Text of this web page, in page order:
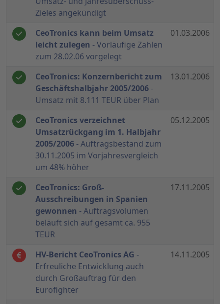
Zieles angekündigt
CeoTronics kann beim Umsatz
leicht zulegen - Vorläufige Zahlen
zum 28.02.06 vorgelegt
01.03.2006
CeoTronics: Konzernbericht zum
Geschäftshalbjahr 2005/2006 -
Umsatz mit 8.111 TEUR über Plan
13.01.2006
CeoTronics verzeichnet
Umsatzrückgang im 1. Halbjahr
2005/2006- Auftragsbestand zum
30.11.2005 im Vorjahresvergleich
um 48% höher
05.12.2005
CeoTronics: Groß-
Ausschreibungen in Spanien
gewonnen - Auftragsvolumen
beläuft sich auf gesamt ca. 955
TEUR
17.11.2005
HV-Bericht CeoTronics AG -
Erfreuliche Entwicklung auch
durch Großauftrag für den
Eurofighter
14.11.2005